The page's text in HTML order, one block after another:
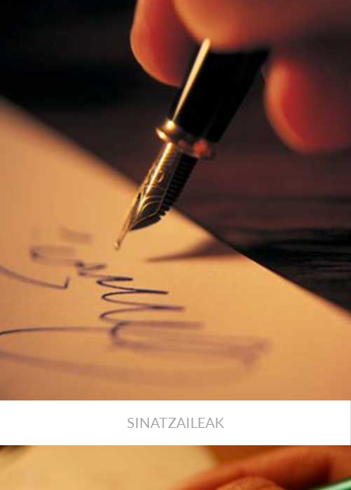
SINATZAILEAK